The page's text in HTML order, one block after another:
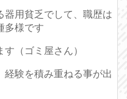
器用貧乏でして、職歴は
多様です
（ゴミ屋さん）
験を積み重ねる事が出